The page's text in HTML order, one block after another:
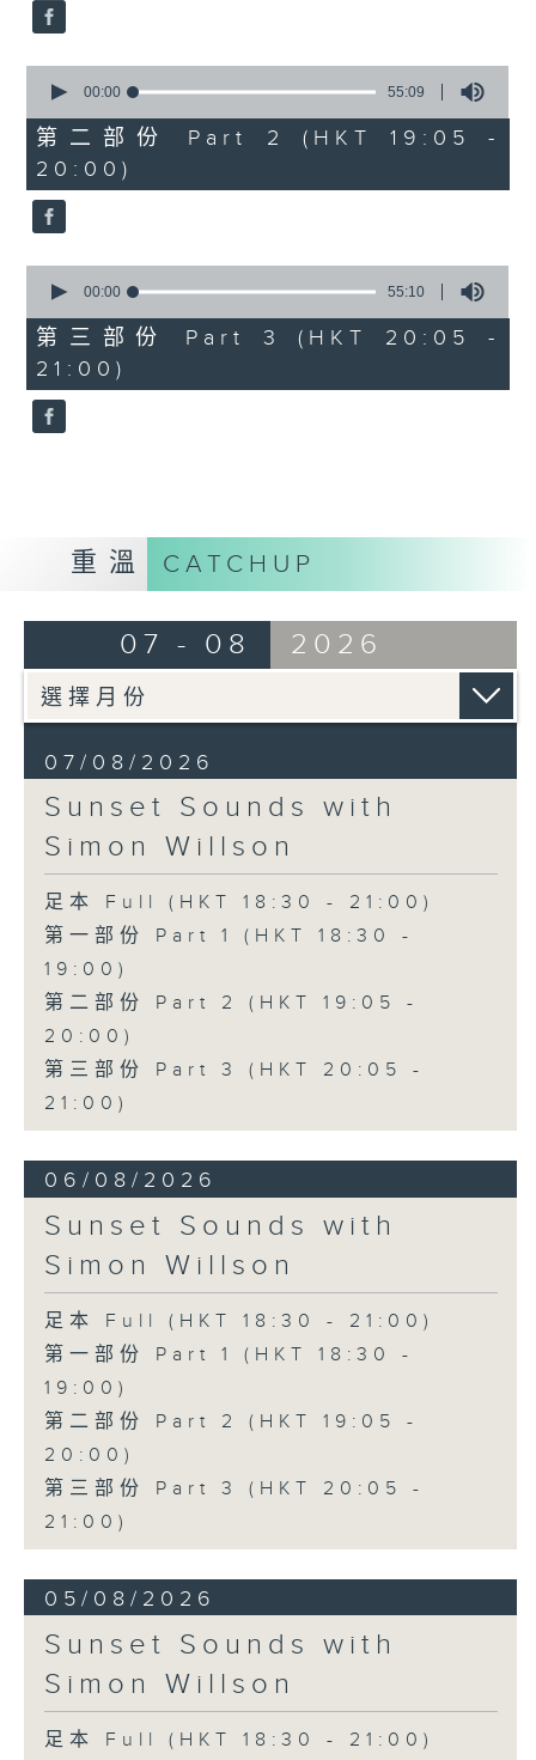
seconds
55
minutes,
9
seconds
00:00 55:09
第二部份 Part 2 (HKT 19:05 -
20:00)
seconds
55
minutes,
10
seconds
00:00 55:10
第三部份 Part 3 (HKT 20:05 -
21:00)
重溫 CATCHUP
07 - 08 2026
07/08/2026
Sunset Sounds with
Simon Willson
足本 Full (HKT 18:30 - 21:00)
第一部份 Part 1 (HKT 18:30 -
19:00)
第二部份 Part 2 (HKT 19:05 -
20:00)
第三部份 Part 3 (HKT 20:05 -
21:00)
06/08/2026
Sunset Sounds with
Simon Willson
足本 Full (HKT 18:30 - 21:00)
第一部份 Part 1 (HKT 18:30 -
19:00)
第二部份 Part 2 (HKT 19:05 -
20:00)
第三部份 Part 3 (HKT 20:05 -
21:00)
05/08/2026
Sunset Sounds with
Simon Willson
足本 Full (HKT 18:30 - 21:00)